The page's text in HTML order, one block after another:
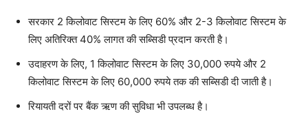
सरकार 2 किलोवाट सिस्टम के लिए 60% और 2-3 किलोवाट सिस्टम के
लिए अतिरिक्त 40% लागत की सब्सिडी प्रदान करती है।
उदाहरण के लिए, 1 किलोवाट सिस्टम के लिए 30,000 रुपये और 2
किलोवाट सिस्टम के लिए 60,000 रुपये तक की सब्सिडी दी जाती है।
रियायती दरों पर बैंक ऋण की सुविधा भी उपलब्ध है।